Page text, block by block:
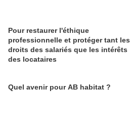
Pour restaurer l'éthique
professionnelle et protéger tant les
droits des salariés que les intérêts
des locataires
Quel avenir pour AB habitat ?